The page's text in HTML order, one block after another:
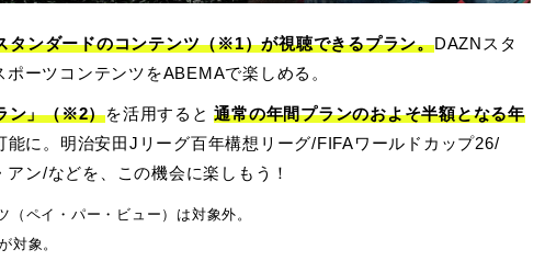
タンダードのコンテンツ（※1）が視聴できるプラン。DAZNスタ
ーツコンテンツをABEMAで楽しめる。
ン」（※2）を活用すると通常の年間プランのおよそ半額となる年
能に。明治安田Jリーグ百年構想リーグ/FIFAワールドカップ26/
ン/などを、この機会に楽しもう！
ペイ・パー・ビュー）は対象外。
対象。